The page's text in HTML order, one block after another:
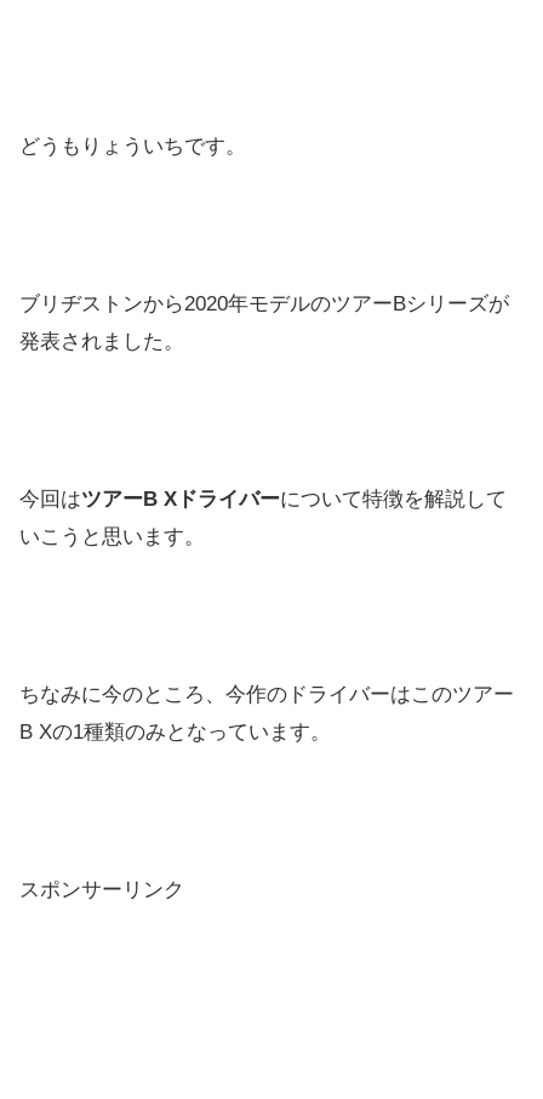
どうもりょういちです。
ブリヂストンから2020年モデルのツアーBシリーズが
発表されました。
今回はツアーB Xドライバーについて特徴を解説して
いこうと思います。
ちなみに今のところ、今作のドライバーはこのツアー
B Xの1種類のみとなっています。
スポンサーリンク